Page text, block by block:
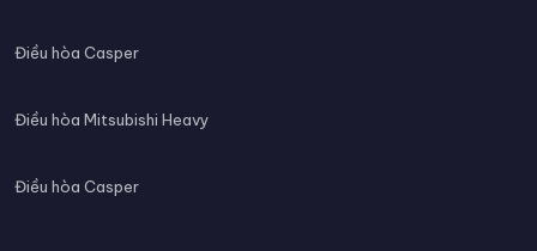
Điều hòa Casper
Điều hòa Mitsubishi Heavy
Điều hòa Casper